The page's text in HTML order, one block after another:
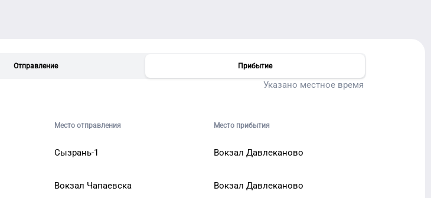
Отправление Прибытие
Указано местное время
Место отправления Место прибытия
Сызрань-1 Вокзал Давлеканово
Вокзал Чапаевска Вокзал Давлеканово